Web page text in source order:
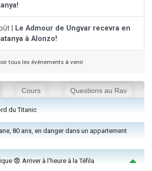
|
Le Admour de Ungvar recevra en
à Alonzo!
tous les événements à venir
Cours Questions au Rav
du Titanic
80 ans, en danger dans un appartement
😨 Arriver à l'heure à la Téfila